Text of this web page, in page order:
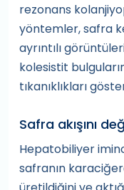
rezonans
yöntemler, safra
ayrıntılı
kolesistit
tıkanıklıkları
Safra akışını
Hepatobiliyer
safranın